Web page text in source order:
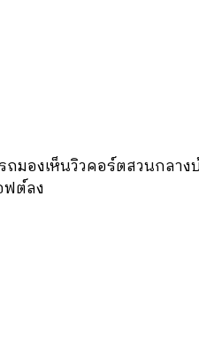
ถมองเห็นวิวคอร์ตสวนกลา
ต์ลง